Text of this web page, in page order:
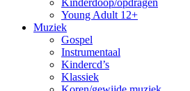
Kinderdoop/opdragen
Young Adult 12+
Muziek
Gospel
Instrumentaal
Kindercd’s
Klassiek